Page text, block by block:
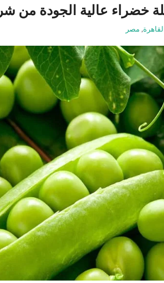
خضراء عالية الجودة من
, مصر